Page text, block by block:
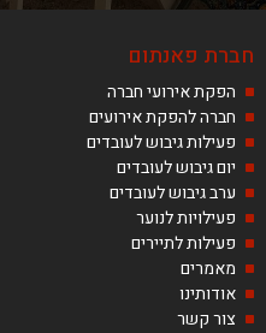
חברת פאנתום
הפקת אירועי חברה
חברה להפקת אירועים
פעילות גיבוש לעובדים
יום גיבוש לעובדים
ערב גיבוש לעובדים
פעילויות לנוער
פעילות לתיירים
מאמרים
אודותינו
צור קשר